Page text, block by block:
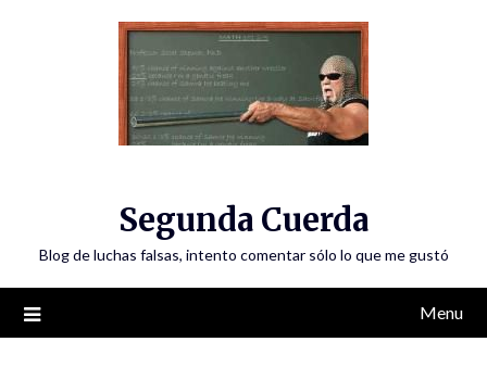
Segunda Cuerda
Blog de luchas falsas, intento comentar sólo lo que me gustó
Menu